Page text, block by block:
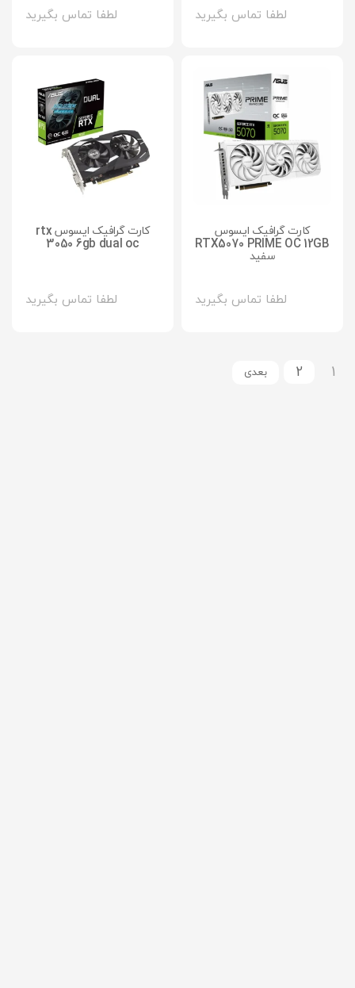
لطفا تماس بگیرید لطفا تماس بگیرید
کارت گرافیک ایسوس
RTX5070 PRIME OC 12GB
سفید
لطفا تماس بگیرید
کارت گرافیک ایسوس rtx
3050 6gb dual oc
لطفا تماس بگیرید
1
2